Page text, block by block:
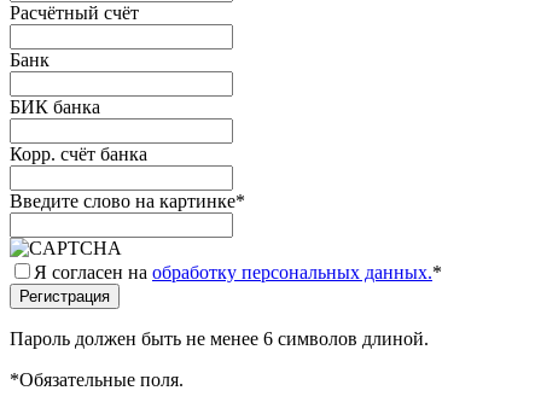
Расчётный счёт
Банк
БИК банка
Корр. счёт банка
Введите слово на картинке*
Я согласен на обработку персональных данных.*
Пароль должен быть не менее 6 символов длиной.
*Обязательные поля.